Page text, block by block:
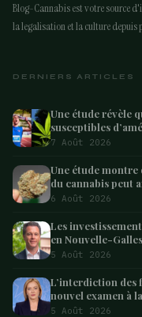
Blog-Cannabis est votre source
la legalisation et la culture depuis
DERNIERS ARTICLES
Une étude révèle
susceptibles
pourrait aider les
7 Août 2026
Une étude montre
du cannabis peut
atteints de
6 Août 2026
Les
en Nouvelle-
en tant que leader
5 Août 2026
L’interdiction des
nouvel examen à
concernant les
5 Août 2026